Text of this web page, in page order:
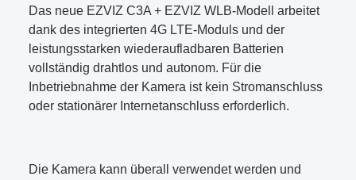
Das neue EZVIZ C3A + EZVIZ WLB-Modell arbeitet
dank des integrierten 4G LTE-Moduls und der
leistungsstarken wiederaufladbaren Batterien
vollständig drahtlos und autonom. Für die
Inbetriebnahme der Kamera ist kein Stromanschluss
oder stationärer Internetanschluss erforderlich.
Die Kamera kann überall verwendet werden und